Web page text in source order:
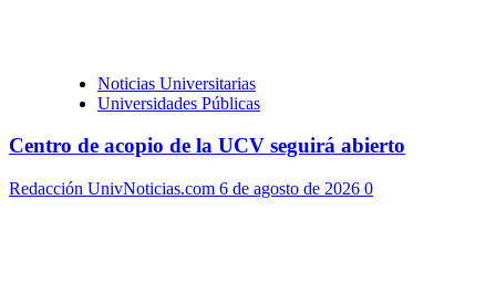
Noticias Universitarias
Universidades Públicas
Centro de acopio de la UCV seguirá abierto
Redacción UnivNoticias.com 6 de agosto de 2026 0